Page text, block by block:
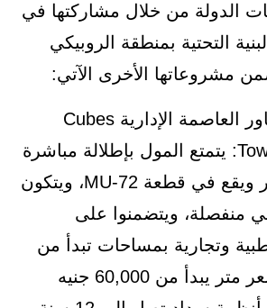
الدولة من خلال مشاركتها في
التحتية بمنطقة الروبيكي
مشروعاتها الأخرى الآتي:
● مول كيوبس تاور العاصمة الإدارية Cubes
Tower New Capital: يتمتع المول بإطلالة مباشرة
على مسجد مصر ويقع في قطعة MU-72، ويتكون
من 3 مباني منفصلة، ويتضمنوا على
وتجارية بمساحات تبدأ من
30 متر مربع وسعر متر يبدأ من 60,000 جنيه